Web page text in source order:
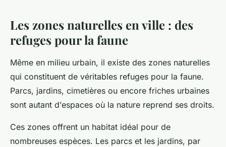
Les zones naturelles en ville : des
refuges pour la faune
Même en milieu urbain, il existe des zones naturelles
qui constituent de véritables refuges pour la faune.
Parcs, jardins, cimetières ou encore friches urbaines
sont autant d’espaces où la nature reprend ses droits.
Ces zones offrent un habitat idéal pour de
nombreuses espèces. Les parcs et les jardins, par